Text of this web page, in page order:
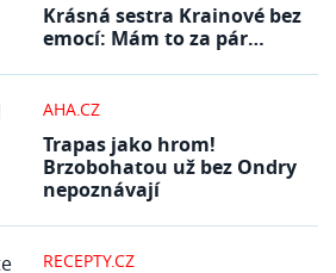
Krásná sestra Krainové bez
emocí: Mám to za pár…
AHA.CZ
Trapas jako hrom!
Brzobohatou už bez Ondry
nepoznávají
RECEPTY.CZ